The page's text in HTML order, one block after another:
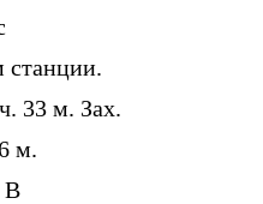
станции.
33 м. Зах.
м.
В